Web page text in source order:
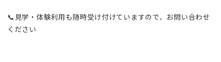
📞見学・体験利用も随時受け付けていますので、お問い合わせ
ください